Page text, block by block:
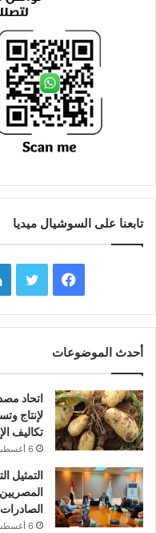
تابعنا على السوشيال ميديا
فيسبوك
أحدث الموضوعات
اتحاد
لإنتاج
تكاليف
6 أغسطس، 2026
التمثيل
المصريين
6 أغسطس، 2026